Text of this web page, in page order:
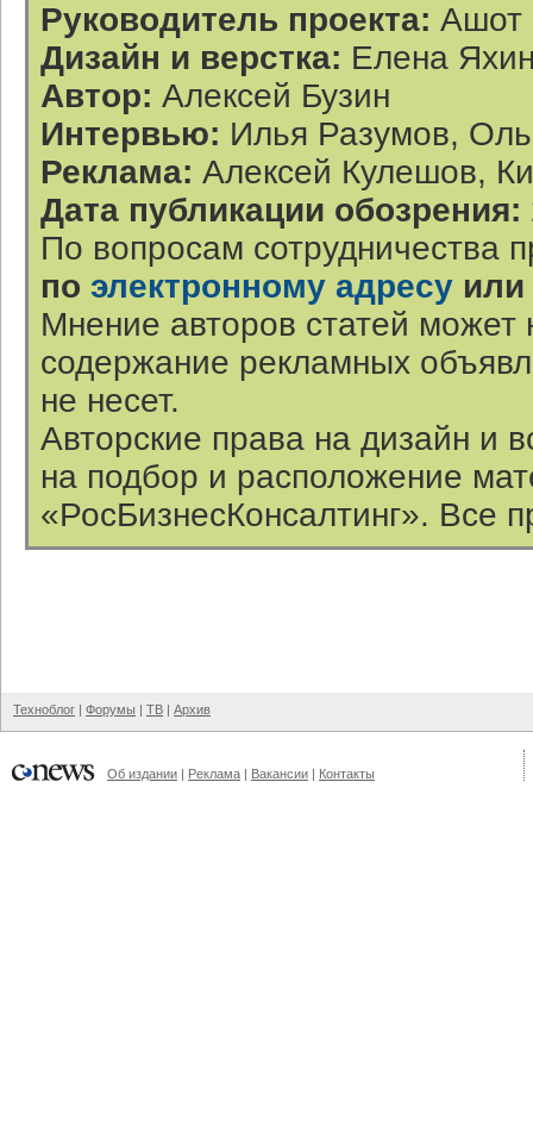
Руководитель проекта: Ашот
Дизайн и верстка: Елена
Автор: Алексей Бузин
Интервью: Илья Разумов,
Реклама: Алексей Кулешов,
Дата публикации обозрения:
По вопросам сотрудничества
по электронному адресу
Мнение авторов статей может
содержание рекламных
не несет.
Авторские права на дизайн и
на подбор и расположение
«РосБизнесКонсалтинг». Все
Техноблог | Форумы | ТВ | Архив
Об издании | Реклама | Вакансии | Контакты